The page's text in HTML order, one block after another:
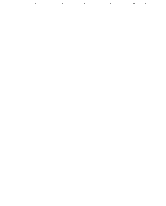
Nun hast du schon einmal einen